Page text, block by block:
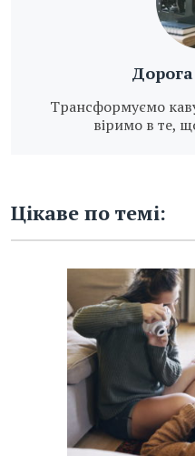
Трансформуємо
віримо в те,
Цікаве по темі: